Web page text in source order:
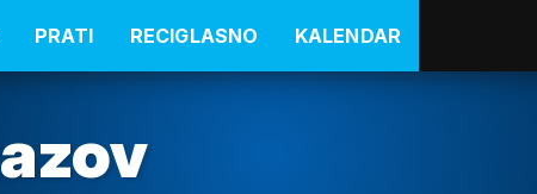
PRATI RECIGLASNO KALENDAR